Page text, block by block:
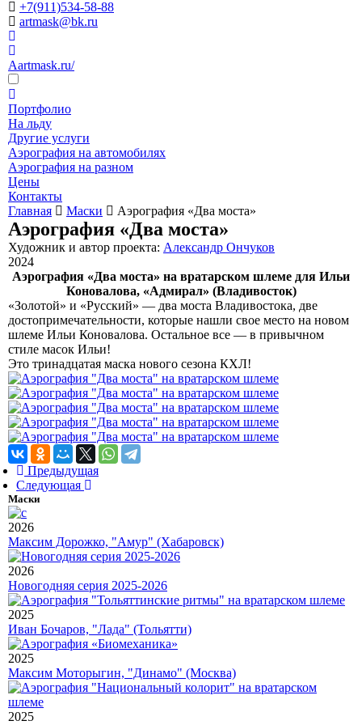
+7(911)534-58-88
artmask@bk.ru
Aartmask.ru/
Портфолио
На льду
Другие услуги
Аэрография на автомобилях
Аэрография на разном
Цены
Контакты
Главная
Маски Аэрография «Два моста»
Аэрография «Два моста»
Художник и автор проекта: Александр Ончуков
2024
Аэрография «Два моста» на вратарском шлеме для Ильи
Коновалова, «Адмирал» (Владивосток)
«Золотой» и «Русский» — два моста Владивостока, две
достопримечательности, которые нашли свое место на новом
шлеме Ильи Коновалова. Остальное все — в привычном
стиле масок Ильи!
Это тринадцатая маска нового сезона КХЛ!
Предыдущая
Следующая
Маски
2026
Максим Дорожко, "Амур" (Хабаровск)
2026
Новогодняя серия 2025-2026
2025
Иван Бочаров, "Лада" (Тольятти)
2025
Максим Моторыгин, "Динамо" (Москва)
2025